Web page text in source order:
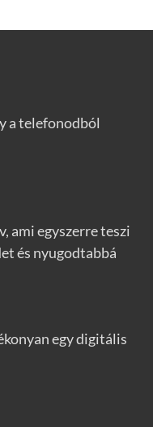
a telefonodból
ami egyszerre teszi
és nyugodtabbá
egy digitális